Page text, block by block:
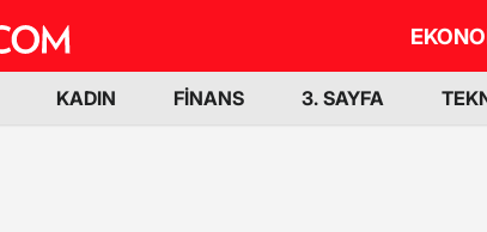
KADIN FİNANS 3. SAYFA